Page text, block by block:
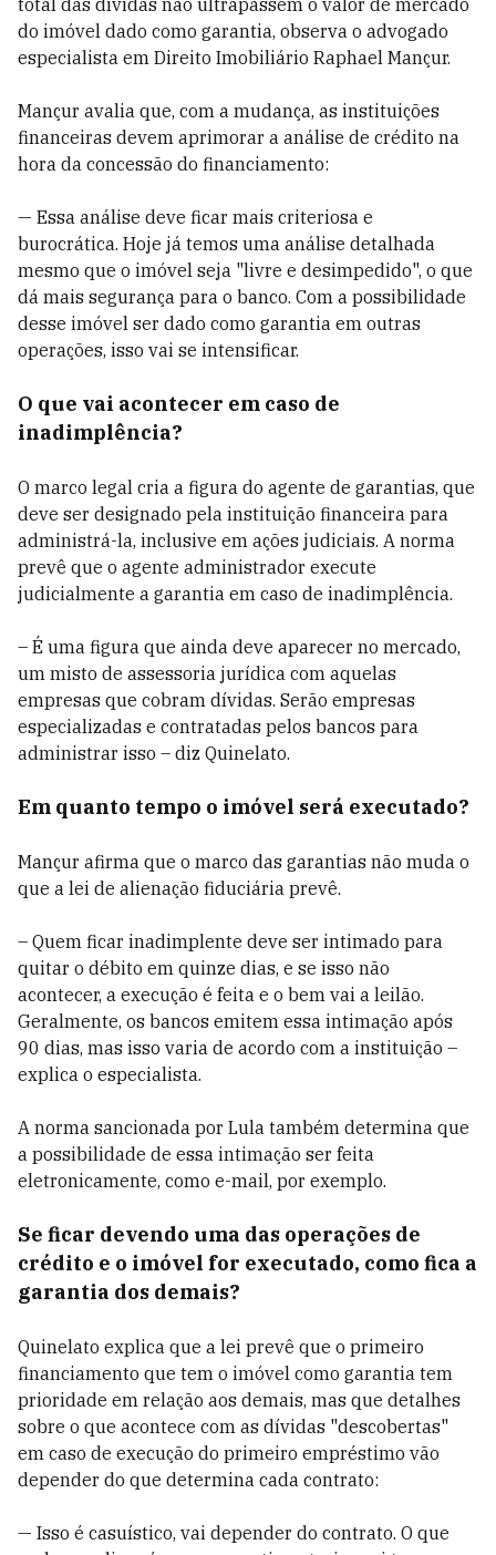
total das dívidas não ultrapassem o valor de mercado
do imóvel dado como garantia, observa o advogado
especialista em Direito Imobiliário Raphael Mançur.
Mançur avalia que, com a mudança, as instituições
financeiras devem aprimorar a análise de crédito na
hora da concessão do financiamento:
— Essa análise deve ficar mais criteriosa e
burocrática. Hoje já temos uma análise detalhada
mesmo que o imóvel seja "livre e desimpedido", o que
dá mais segurança para o banco. Com a possibilidade
desse imóvel ser dado como garantia em outras
operações, isso vai se intensificar.
O que vai acontecer em caso de
inadimplência?
O marco legal cria a figura do agente de garantias, que
deve ser designado pela instituição financeira para
administrá-la, inclusive em ações judiciais. A norma
prevê que o agente administrador execute
judicialmente a garantia em caso de inadimplência.
– É uma figura que ainda deve aparecer no mercado,
um misto de assessoria jurídica com aquelas
empresas que cobram dívidas. Serão empresas
especializadas e contratadas pelos bancos para
administrar isso – diz Quinelato.
Em quanto tempo o imóvel será executado?
Mançur afirma que o marco das garantias não muda o
que a lei de alienação fiduciária prevê.
– Quem ficar inadimplente deve ser intimado para
quitar o débito em quinze dias, e se isso não
acontecer, a execução é feita e o bem vai a leilão.
Geralmente, os bancos emitem essa intimação após
90 dias, mas isso varia de acordo com a instituição –
explica o especialista.
A norma sancionada por Lula também determina que
a possibilidade de essa intimação ser feita
eletronicamente, como e-mail, por exemplo.
Se ficar devendo uma das operações de
crédito e o imóvel for executado, como fica a
garantia dos demais?
Quinelato explica que a lei prevê que o primeiro
financiamento que tem o imóvel como garantia tem
prioridade em relação aos demais, mas que detalhes
sobre o que acontece com as dívidas "descobertas"
em caso de execução do primeiro empréstimo vão
depender do que determina cada contrato:
— Isso é casuístico, vai depender do contrato. O que